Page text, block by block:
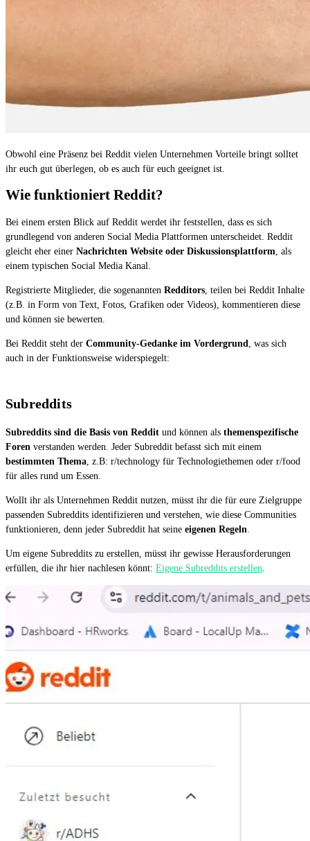
Obwohl eine Präsenz bei Reddit vielen Unternehmen Vorteile bringt solltet
ihr euch gut überlegen, ob es auch für euch geeignet ist.
Wie funktioniert Reddit?
Bei einem ersten Blick auf Reddit werdet ihr feststellen, dass es sich
grundlegend von anderen Social Media Plattformen unterscheidet. Reddit
gleicht eher einer Nachrichten Website oder Diskussionsplattform , als
einem typischen Social Media Kanal.
Registrierte Mitglieder, die sogenannten Redditors , teilen bei Reddit Inhalte
(z.B. in Form von Text, Fotos, Grafiken oder Videos), kommentieren diese
und können sie bewerten.
Bei Reddit steht der Community-Gedanke im Vordergrund , was sich
auch in der Funktionsweise widerspiegelt:
Subreddits
Subreddits sind die Basis von Reddit und können als themenspezifische
Foren verstanden werden. Jeder Subreddit befasst sich mit einem
bestimmten Thema , z.B: r/technology für Technologiethemen oder r/food
für alles rund um Essen.
Wollt ihr als Unternehmen Reddit nutzen, müsst ihr die für eure Zielgruppe
passenden Subreddits identifizieren und verstehen, wie diese Communities
funktionieren, denn jeder Subreddit hat seine eigenen Regeln
Um eigene Subreddits zu erstellen, müsst ihr gewisse Herausforderungen
erfüllen, die ihr hier nachlesen könnt: Eigene Subreddits erstellen